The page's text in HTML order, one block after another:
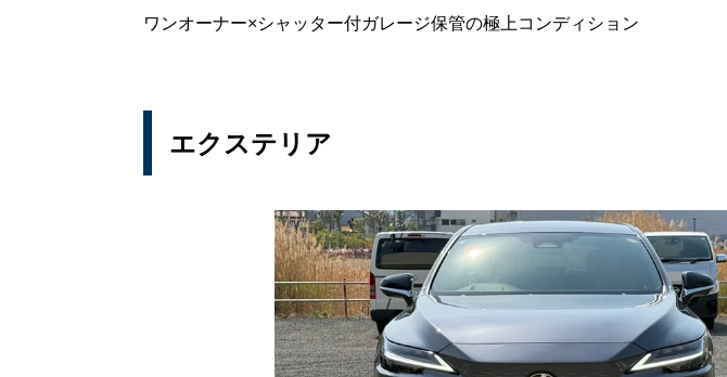
ワンオーナー×シャッター付ガレージ保管の極上コンディション
エクステリア